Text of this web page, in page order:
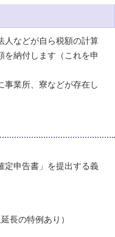
などが自ら税額の計算
を納付します（これを申
業所、寮などが存在し
定申告書」を提出する義
長の特例あり）